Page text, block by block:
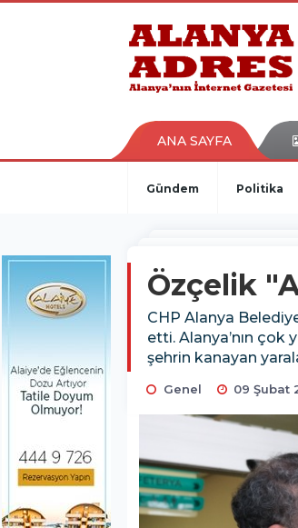
kaçak bahis
porno izle
ANA SAYFA
Gündem Politika
Özçelik
CHP Alanya
etti. Alanya’nın
şehrin kanayan
Genel 09 Şubat